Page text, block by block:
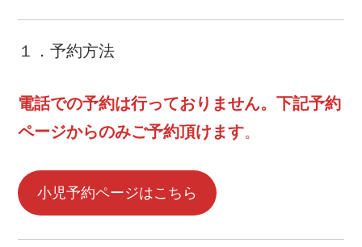
１．予約方法
電話での予約は行っておりません。下記予約
ページからのみご予約頂けます。
小児予約ページはこちら